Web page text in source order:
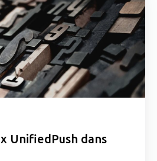
UnifiedPush dans